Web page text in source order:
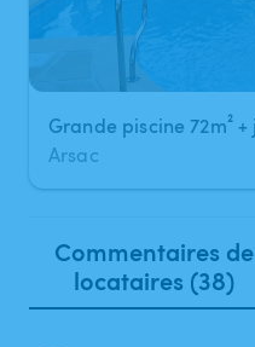
Arsac
Commentaires de
locataires (38)